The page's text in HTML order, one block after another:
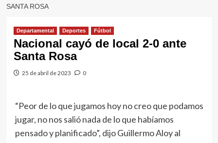
SANTA ROSA
Departamental Deportes Fútbol
Nacional cayó de local 2-0 ante
Santa Rosa
25 de abril de 2023 0
“Peor de lo que jugamos hoy no creo que podamos
jugar, no nos salió nada de lo que habíamos
pensado y planificado”, dijo Guillermo Aloy al